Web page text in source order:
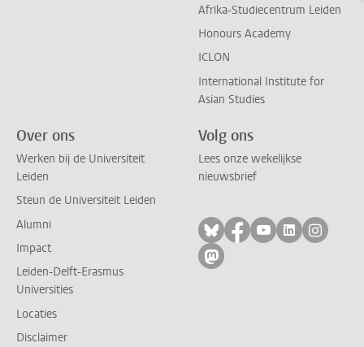
Afrika-Studiecentrum Leiden
Honours Academy
ICLON
International Institute for
Asian Studies
Over ons
Werken bij de Universiteit
Leiden
Steun de Universiteit Leiden
Alumni
Impact
Leiden-Delft-Erasmus
Universities
Locaties
Disclaimer
Volg ons
Lees onze wekelijkse
nieuwsbrief
Volg ons op bluesky
Volg ons op
Volg ons op
Volg ons
Volg
Volg ons op mastodon